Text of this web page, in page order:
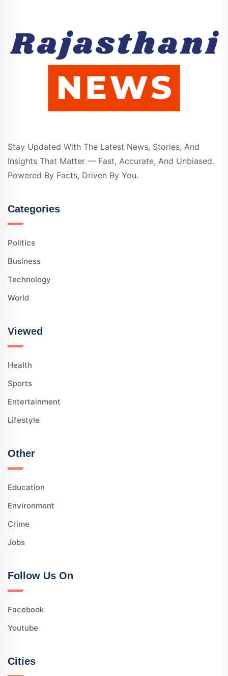
Stay Updated With The Latest News, Stories, And
Insights That Matter — Fast, Accurate, And Unbiased.
Powered By Facts, Driven By You.
Categories
Politics
Business
Technology
World
Viewed
Health
Sports
Entertainment
Lifestyle
Other
Education
Environment
Crime
Jobs
Follow Us On
Facebook
Youtube
Cities